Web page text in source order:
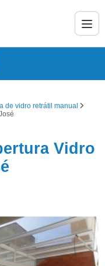
de vidro retrátil manual
Vidro